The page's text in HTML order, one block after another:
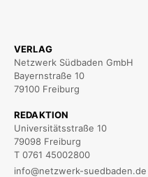
VERLAG
Netzwerk Südbaden GmbH
Bayernstraße 10
79100 Freiburg
REDAKTION
Universitätsstraße 10
79098 Freiburg
T 0761 45002800
info@netzwerk-suedbaden.de